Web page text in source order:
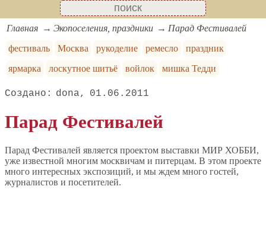
Главная Экопоселения, праздники
Парад Фестивалей
фестиваль
Москва рукоделие ремесло
праздник
ярмарка
лоскутное шитьё войлок мишка Тедди
dona 01.06.2011
Парад Фестивалей
Парад Фестивалей является проектом выставки МИР ХОББИ,
уже известной многим москвичам и питерцам. В этом проекте
много интересных экспозиций, и мы ждем много гостей,
журналистов и посетителей.